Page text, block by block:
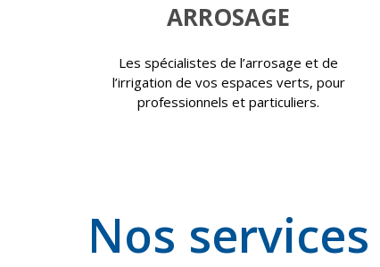
ARROSAGE
Les spécialistes de l’arrosage et de
l’irrigation de vos espaces verts, pour
professionnels et particuliers.
Nos services